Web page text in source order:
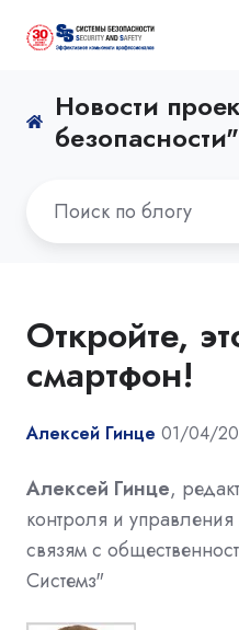
Новости
безопасности"
Откройте,
смартфон!
Алексей Гинце 01/04/
Алексей Гинце,
контроля и
связям с
Системз"